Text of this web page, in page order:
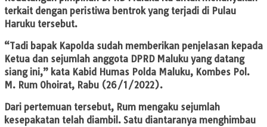
terkait dengan peristiwa bentrok yang terjadi di Pulau
Haruku tersebut.
“Tadi bapak Kapolda sudah memberikan penjelasan kepada
Ketua dan sejumlah anggota DPRD Maluku yang datang
siang ini,” kata Kabid Humas Polda Maluku, Kombes Pol.
M. Rum Ohoirat, Rabu (26/1/2022).
Dari pertemuan tersebut, Rum mengaku sejumlah
kesepakatan telah diambil. Satu diantaranya menghimbau